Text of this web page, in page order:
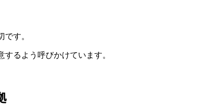
です。
るよう呼びかけています。